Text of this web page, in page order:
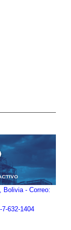
Bolivia - Correo:
632-1404